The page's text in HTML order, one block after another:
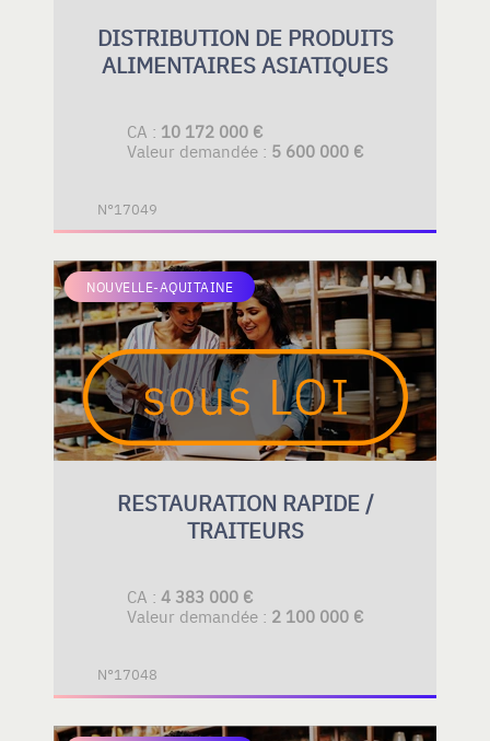
DISTRIBUTION DE PRODUITS
ALIMENTAIRES ASIATIQUES
CA : 10 172 000 €
Valeur demandée : 5 600 000 €
N°17049
NOUVELLE-AQUITAINE
RESTAURATION RAPIDE /
TRAITEURS
CA : 4 383 000 €
Valeur demandée : 2 100 000 €
N°17048